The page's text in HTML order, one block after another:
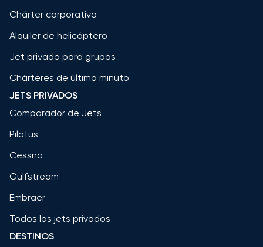
Chárter corporativo
Alquiler de helicóptero
Jet privado para grupos
Chárteres de último minuto
JETS PRIVADOS
Comparador de Jets
Pilatus
Cessna
Gulfstream
Embraer
Todos los jets privados
DESTINOS